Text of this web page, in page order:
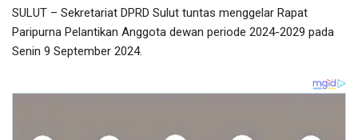
SULUT – Sekretariat DPRD Sulut tuntas menggelar Rapat
Paripurna Pelantikan Anggota dewan periode 2024-2029 pada
Senin 9 September 2024.